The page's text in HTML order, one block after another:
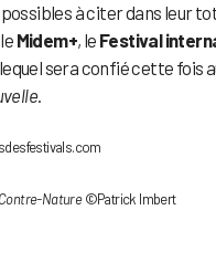
à citer dans leur
Midem+, le Festival
sera confié cette fois
.
Contre-Nature©Patrick Imbert